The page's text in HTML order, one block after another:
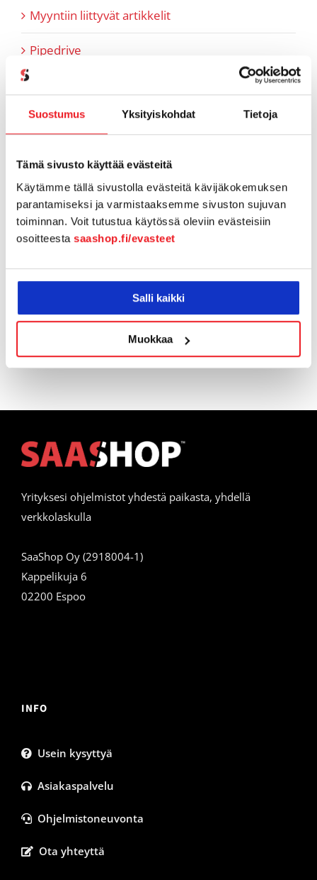
Suostumus Yksityiskohdat Tietoja
Tämä sivusto käyttää evästeitä
Käytämme tällä sivustolla evästeitä kävijäkokemuksen
parantamiseksi ja varmistaaksemme sivuston sujuvan
toiminnan. Voit tutustua käytössä oleviin evästeisiin
osoitteesta saashop.fi/evasteet
Salli kaikki
Muokkaa
Myyntiin liittyvät artikkelit
Pipedrive
SaaS-aiheiset artikkelit
Tiimi tutuksi
Tukiartikkelit
Webinaaritallenteet
Yhteistyö
Yrityksesi ohjelmistot yhdestä paikasta, yhdellä
verkkolaskulla
SaaShop Oy (2918004-1)
Kappelikuja 6
02200 Espoo
INFO
Usein kysyttyä
Asiakaspalvelu
Ohjelmistoneuvonta
Ota yhteyttä